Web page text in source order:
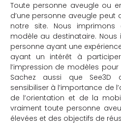
Toute personne aveugle ou
d’une personne aveugle
notre site. Nous
modèle au destinataire.
personne ayant une
ayant un intérêt à
l’impression de modèles
Sachez aussi que See3D
sensibiliser à l’importance de
de l’orientation et de la
vraiment toute personne
élevées et des objectifs de